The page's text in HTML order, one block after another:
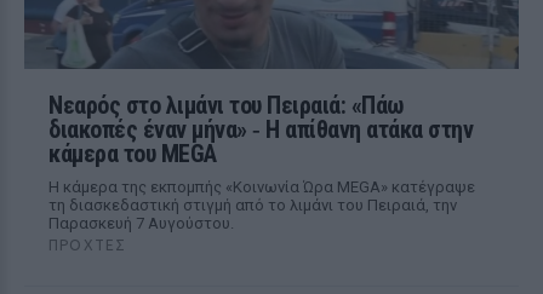
Νεαρός στο λιμάνι του Πειραιά: «Πάω
διακοπές έναν μήνα» ‑ Η απίθανη ατάκα στην
κάμερα του MEGA
Η κάμερα της εκπομπής «Κοινωνία Ώρα MEGA» κατέγραψε
τη διασκεδαστική στιγμή από το λιμάνι του Πειραιά, την
Παρασκευή 7 Αυγούστου.
ΠΡΟΧΤΈΣ